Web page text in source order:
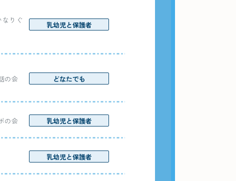
りぐ
乳幼児と保護者
の会 どなたでも
の会 乳幼児と保護者
乳幼児と保護者